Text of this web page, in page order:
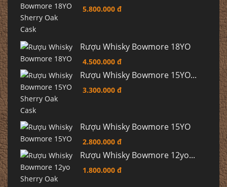
5.800.000 đ
Rượu Whisky Bowmore 18YO
4.500.000 đ
Rượu Whisky Bowmore 15YO...
3.300.000 đ
Rượu Whisky Bowmore 15YO
2.800.000 đ
Rượu Whisky Bowmore 12yo...
1.800.000 đ